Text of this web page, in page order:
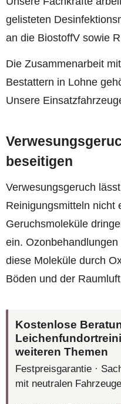
gelisteten
an die BiostoffV sowie
Die Zusammenarbeit
Bestattern in Lohne
Unsere
beseitigen
Verwesungsgeruch
Reinigungsmitteln nicht
Geruchsmoleküle
ein.
diese Moleküle durch
Böden und der
Kostenlose
weiteren Themen
Festpreisgarantie ·
mit neutralen